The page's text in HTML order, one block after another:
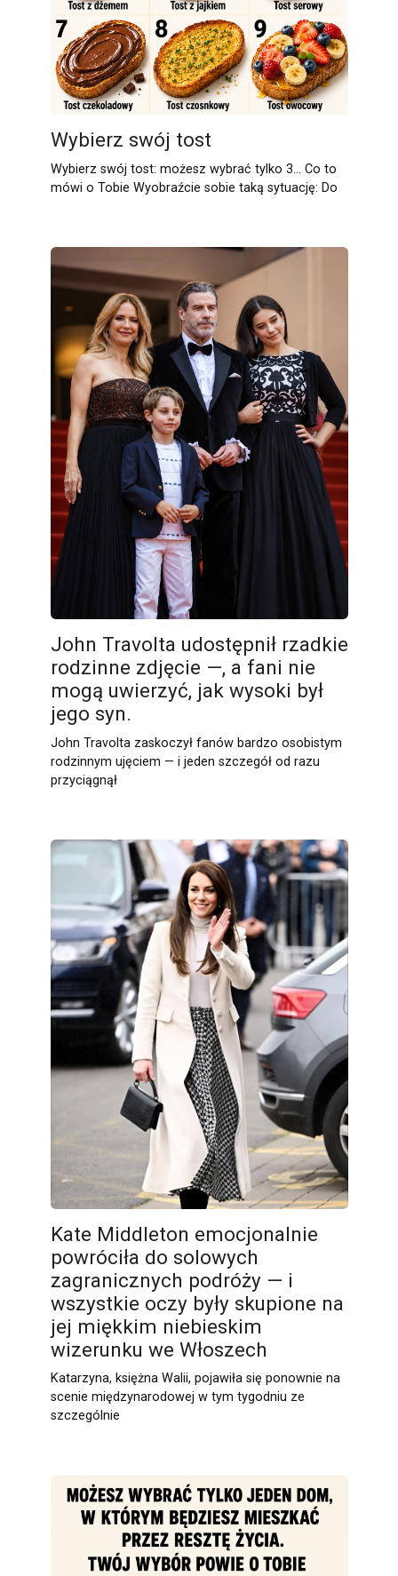
Wybierz swój tost
Wybierz swój tost: możesz wybrać tylko 3… Co to
mówi o Tobie Wyobraźcie sobie taką sytuację: Do
John Travolta udostępnił rzadkie
rodzinne zdjęcie —, a fani nie
mogą uwierzyć, jak wysoki był
jego syn.
John Travolta zaskoczył fanów bardzo osobistym
rodzinnym ujęciem — i jeden szczegół od razu
przyciągnął
Kate Middleton emocjonalnie
powróciła do solowych
zagranicznych podróży — i
wszystkie oczy były skupione na
jej miękkim niebieskim
wizerunku we Włoszech
Katarzyna, księżna Walii, pojawiła się ponownie na
scenie międzynarodowej w tym tygodniu ze
szczególnie